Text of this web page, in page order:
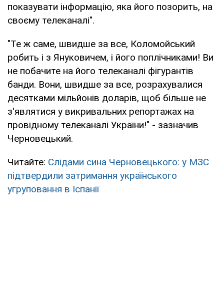
показувати інформацію, яка його позорить, на
своєму телеканалі".
"Те ж саме, швидше за все, Коломойський
робить і з Януковичем, і його поплічниками! Ви
не побачите на його телеканалі фігурантів
банди. Вони, швидше за все, розрахувалися
десятками мільйонів доларів, щоб більше не
з'являтися у викривальних репортажах на
провідному телеканалі України!" - зазначив
Черновецький.
Читайте: Слідами сина Черновецького: у МЗС
підтвердили затримання українського
угруповання в Іспанії